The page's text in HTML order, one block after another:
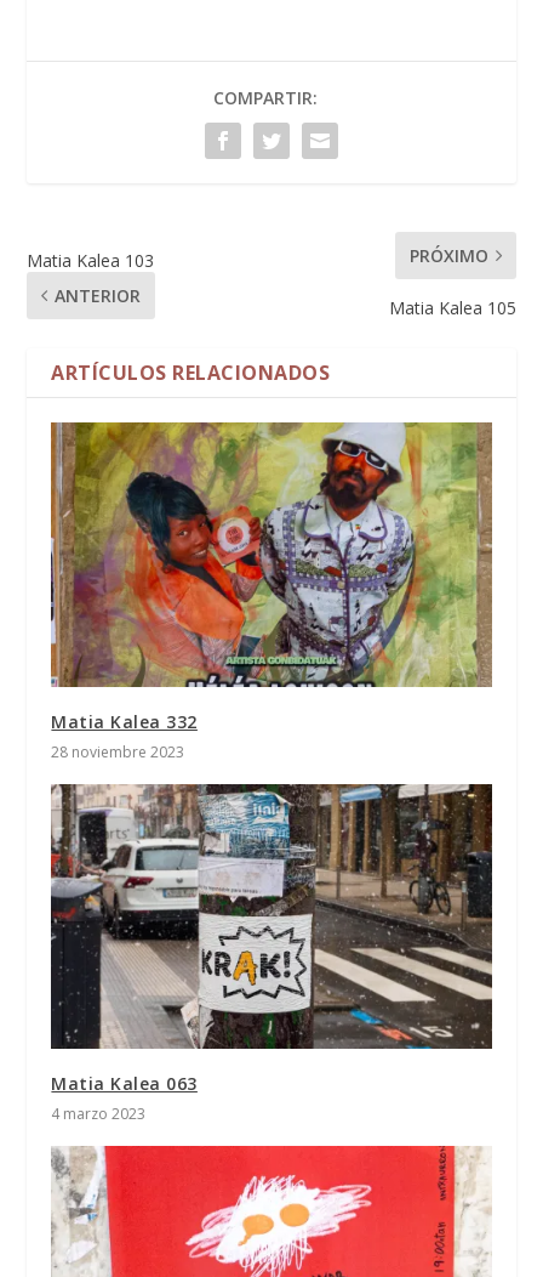
COMPARTIR:
Matia Kalea 103
ANTERIOR
PRÓXIMO
Matia Kalea 105
ARTÍCULOS RELACIONADOS
Matia Kalea 332
28 noviembre 2023
Matia Kalea 063
4 marzo 2023